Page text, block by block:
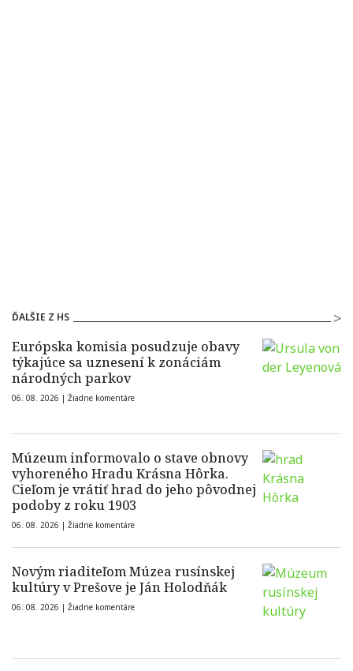
ĎALŠIE Z HS
Európska komisia posudzuje obavy
týkajúce sa uznesení k zonáciám
národných parkov
06. 08. 2026 | Žiadne komentáre
Múzeum informovalo o stave obnovy
vyhoreného Hradu Krásna Hôrka.
Cieľom je vrátiť hrad do jeho pôvodnej
podoby z roku 1903
06. 08. 2026 | Žiadne komentáre
Novým riaditeľom Múzea rusínskej
kultúry v Prešove je Ján Holodňák
06. 08. 2026 | Žiadne komentáre